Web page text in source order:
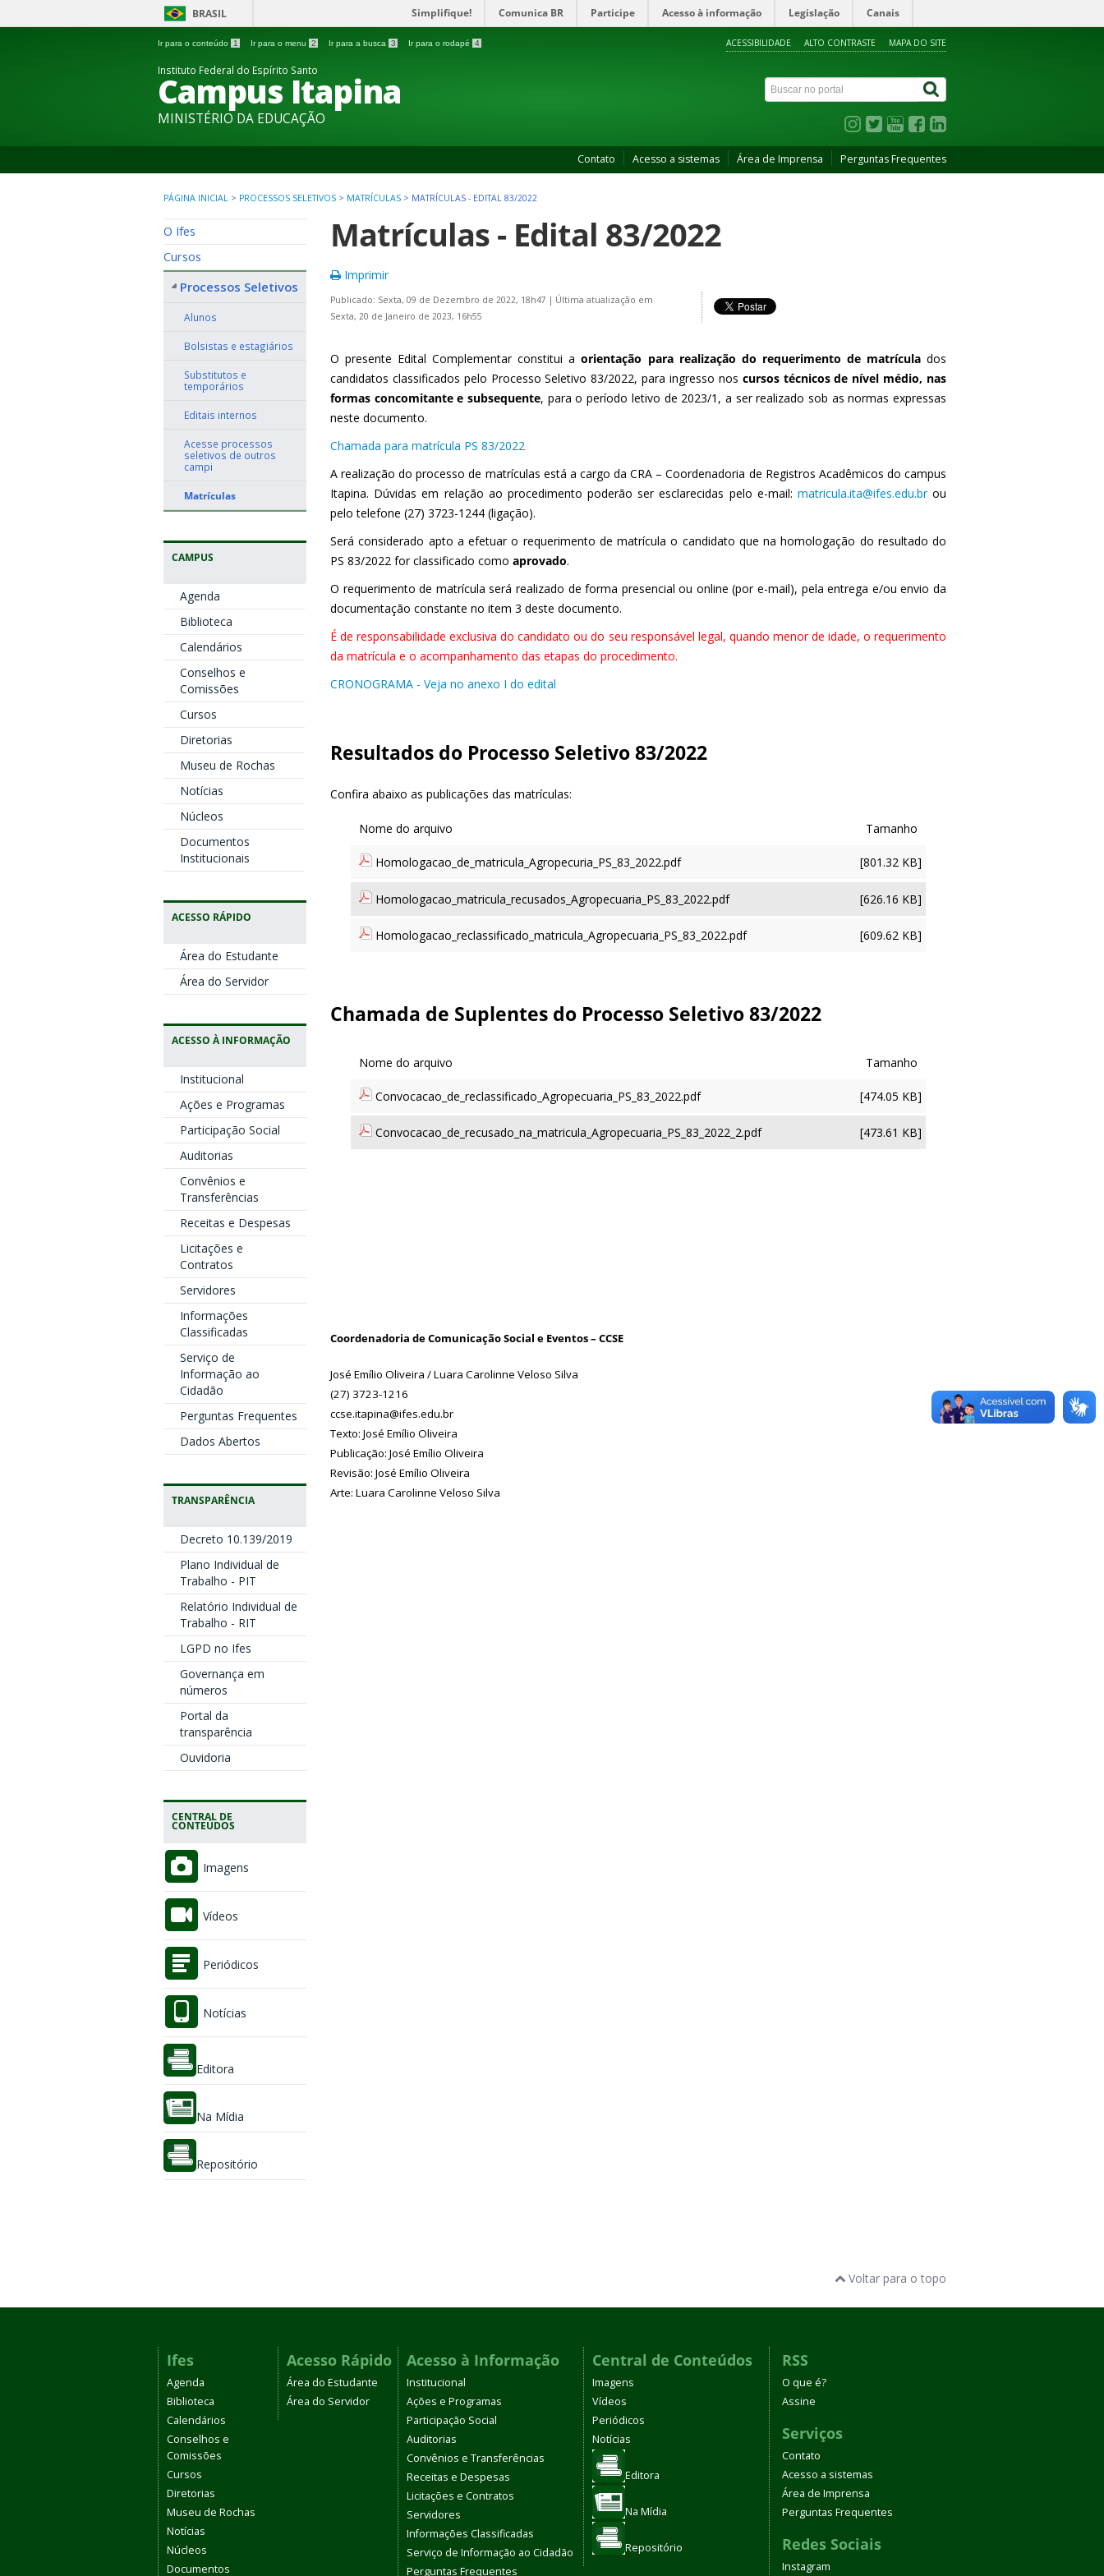
BRASIL Simplifique! Comunica BR Participe Acesso à informação Legislação Canais
Ir para o conteúdo 1 Ir para o menu 2 Ir para a busca 3 Ir para o rodapé 4 ACESSIBILIDADE ALTO CONTRASTE MAPA DO SITE
Instituto Federal do Espírito Santo
Campus Itapina
MINISTÉRIO DA EDUCAÇÃO
Contato Acesso a sistemas Área de Imprensa Perguntas Frequentes
PÁGINA INICIAL > PROCESSOS SELETIVOS > MATRÍCULAS > MATRÍCULAS - EDITAL 83/2022
O Ifes
Cursos
Processos Seletivos
Alunos
Bolsistas e estagiários
Substitutos e
temporários
Editais internos
Acesse processos
seletivos de outros
campi
Matrículas
CAMPUS
Agenda
Biblioteca
Calendários
Conselhos e
Comissões
Cursos
Diretorias
Museu de Rochas
Notícias
Núcleos
Documentos
Institucionais
ACESSO RÁPIDO
Área do Estudante
Área do Servidor
ACESSO À INFORMAÇÃO
Institucional
Ações e Programas
Participação Social
Auditorias
Convênios e
Transferências
Receitas e Despesas
Licitações e
Contratos
Servidores
Informações
Classificadas
Serviço de
Informação ao
Cidadão
Perguntas Frequentes
Dados Abertos
TRANSPARÊNCIA
Decreto 10.139/2019
Plano Individual de
Trabalho - PIT
Relatório Individual de
Trabalho - RIT
LGPD no Ifes
Governança em
números
Portal da
transparência
Ouvidoria
CENTRAL DE
CONTEÚDOS
Imagens
Vídeos
Periódicos
Notícias
Editora
Na Mídia
Repositório
Matrículas - Edital 83/2022
Imprimir
Publicado: Sexta, 09 de Dezembro de 2022, 18h47 | Última atualização em
Sexta, 20 de Janeiro de 2023, 16h55
O presente Edital Complementar constitui aorientação para realização do requerimento de matrículados
candidatos classificados pelo Processo Seletivo 83/2022, para ingresso nos cursos técnicos de nível médio, nas
formas concomitante e subsequente, para o período letivo de 2023/1, a ser realizado sob as normas expressas
neste documento.
Chamada para matrícula PS 83/2022
A realização do processo de matrículas está a cargo da CRA – Coordenadoria de Registros Acadêmicos do campus
Itapina. Dúvidas em relação ao procedimento poderão ser esclarecidas pelo e-mail: matricula.ita@ifes.edu.brou
pelo telefone (27) 3723-1244 (ligação).
Será considerado apto a efetuar o requerimento de matrícula o candidato que na homologação do resultado do
PS 83/2022 for classificado como aprovado.
O requerimento de matrícula será realizado de forma presencial ou online (por e-mail), pela entrega e/ou envio da
documentação constante no item 3 deste documento.
É de responsabilidade exclusiva do candidato ou do seu responsável legal, quando menor de idade, o requerimento
da matrícula e o acompanhamento das etapas do procedimento.
CRONOGRAMA - Veja no anexo I do edital
Resultados do Processo Seletivo 83/2022
Confira abaixo as publicações das matrículas:
Homologacao_de_matricula_Agropecuria_PS_83_2022.pdf [801.32 KB]
Homologacao_matricula_recusados_Agropecuaria_PS_83_2022.pdf [626.16 KB]
Homologacao_reclassificado_matricula_Agropecuaria_PS_83_2022.pdf [609.62 KB]
Chamada de Suplentes do Processo Seletivo 83/2022
Convocacao_de_reclassificado_Agropecuaria_PS_83_2022.pdf [474.05 KB]
Convocacao_de_recusado_na_matricula_Agropecuaria_PS_83_2022_2.pdf [473.61 KB]
Coordenadoria de Comunicação Social e Eventos – CCSE
José Emílio Oliveira / Luara Carolinne Veloso Silva
(27) 3723-1216
ccse.itapina@ifes.edu.br
Texto: José Emílio Oliveira
Publicação: José Emílio Oliveira
Revisão: José Emílio Oliveira
Arte: Luara Carolinne Veloso Silva
Voltar para o topo
Ifes
Agenda
Biblioteca
Calendários
Conselhos e
Comissões
Cursos
Diretorias
Museu de Rochas
Notícias
Núcleos
Documentos
Acesso Rápido
Área do Estudante
Área do Servidor
Acesso à Informação
Institucional
Ações e Programas
Participação Social
Auditorias
Convênios e Transferências
Receitas e Despesas
Licitações e Contratos
Servidores
Informações Classificadas
Serviço de Informação ao Cidadão
Perguntas Frequentes
Central de Conteúdos
Imagens
Vídeos
Periódicos
Notícias
Editora
Na Mídia
Repositório
RSS
O que é?
Assine
Serviços
Contato
Acesso a sistemas
Área de Imprensa
Perguntas Frequentes
Redes Sociais
Instagram